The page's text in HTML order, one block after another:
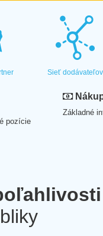
Sieť dodávateľov
pozície
Základné